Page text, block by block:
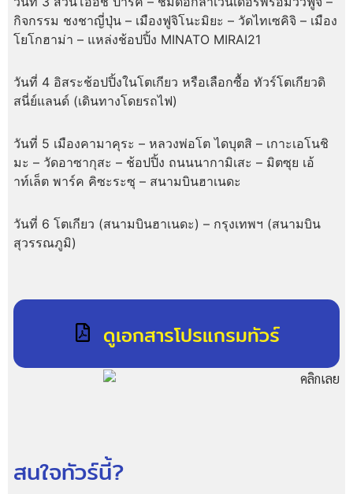
กิจกรรม ชงชาญี่ปุ่น – เมืองฟูจิโนะมิยะ – วัดไทเซคิจิ – เมือง
โยโกฮาม่า – แหล่งช้อปปิ้ง MINATO MIRAI21
วันที่ 4 อิสระช้อปปิ้งในโตเกียว หรือเลือกซื้อ ทัวร์โตเกียวดิ
สนี่ย์แลนด์ (เดินทางโดยรถไฟ)
วันที่ 5 เมืองคามาคุระ – หลวงพ่อโต ไดบุตสิ – เกาะเอโนชิ
มะ – วัดอาซากุสะ – ช้อปปิ้ง ถนนนากามิเสะ – มิตซุย เอ้
าท์เล็ต พาร์ค คิซะระซุ – สนามบินฮาเนดะ
วันที่ 6 โตเกียว (สนามบินฮาเนดะ) – กรุงเทพฯ (สนามบิน
สุวรรณภูมิ)
ดูเอกสารโปรแกรมทัวร์
สนใจทัวร์นี้?